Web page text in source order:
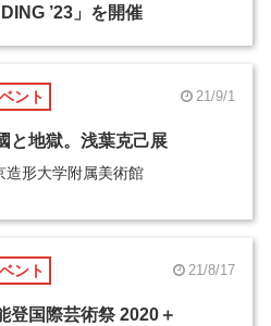
’23」を開催
ント 21/9/1
と地獄。浅葉克己展
造形大学附属美術館
ント 21/8/17
登国際芸術祭 2020＋